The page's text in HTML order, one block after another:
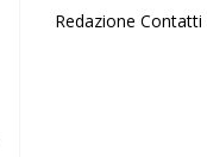
Redazione Contatti